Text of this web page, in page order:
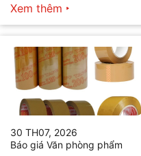
Xem thêm
30 TH07, 2026
Báo giá Văn phòng phẩm